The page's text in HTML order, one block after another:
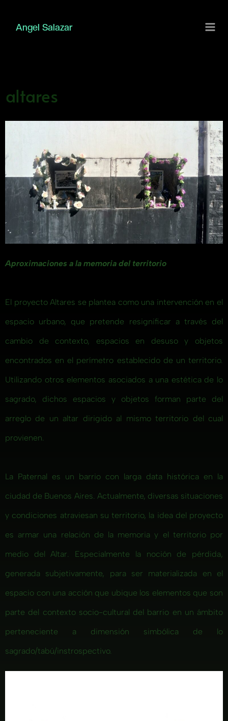
Angel Salazar
altares
Aproximaciones a la memoria del territorio
El proyecto Altares se plantea como una intervención en el
espacio urbano, que pretende resignificar a través del
cambio de contexto, espacios en desuso y objetos
encontrados en el perímetro establecido de un territorio.
Utilizando otros elementos asociados a una estética de lo
sagrado, dichos espacios y objetos forman parte del
arreglo de un altar dirigido al mismo territorio del cual
provienen.
La Paternal es un barrio con larga data histórica en la
ciudad de Buenos Aires. Actualmente, diversas situaciones
y condiciones atraviesan su territorio, la idea del proyecto
es armar una relación de la memoria y el territorio por
medio del Altar. Especialmente la noción de pérdida,
generada subjetivamente, para ser materializada en el
espacio con una acción que ubique los elementos que son
parte del contexto socio-cultural del barrio en un ámbito
perteneciente a dimensión simbólica de lo
sagrado/tabú/instrospectivo.